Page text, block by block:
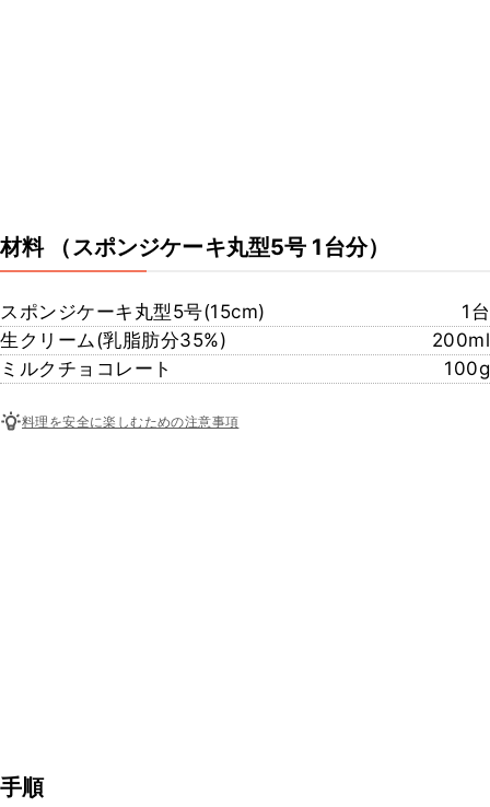
材料 （スポンジケーキ丸型5号 1台分）
スポンジケーキ丸型5号(15cm)
1台
生クリーム(乳脂肪分35%)
200ml
ミルクチョコレート
100g
料理を安全に楽しむための注意事項
手順